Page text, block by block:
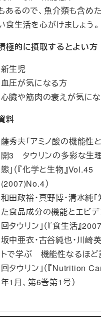
あるので、魚介類も含め
食生活を心がけましょう。
極的に摂取するとよい方
新生児
血圧が気になる方
心臓や筋肉の衰えが気に
料
薩秀夫「アミノ酸の機能性
開3 タウリンの多彩な生
態」（『化学と生物』Vol.45
(2007)No.4）
和田政裕・真野博・清水純
た食品成分の機能とエビ
回タウリン」（『食生活』
坂中亜衣・古谷純也・川崎
トで学ぶ 機能性なるほ
回タウリン」（『Nutrition
年1月、第6巻第1号）